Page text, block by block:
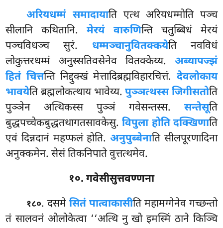
अरियधम्मं समादायाति एत्थ अरियधम्मोति पञ्च
सीलानि कथितानि.मेरयं वारुणिन्ति चतुब्बिधं मेरयं
पञ्चविधञ्च सुरं. धम्मञ्चानुवितक्कयेति नवविधं
लोकुत्तरधम्मं अनुस्सतिवसेनेव वितक्केय्य. अब्यापज्झं
हितं चित्तन्ति निद्दुक्खं मेत्तादिब्रह्मविहारचित्तं. देवलोकाय
भावयेति ब्रह्मलोकत्थाय भावेय्य.पुञ्ञत्थस्स जिगीसतोति
पुञ्ञेन अत्थिकस्स पुञ्ञं गवेसन्तस्स. सन्तेसूति
बुद्धपच्चेकबुद्धतथागतसावकेसु.विपुला होति दक्खिणाति
एवं दिन्नदानं महप्फलं होति.अनुपुब्बेनाति सीलपूरणादिना
अनुक्कमेन. सेसं तिकनिपाते वुत्तत्थमेव.
१०. गवेसीसुत्तवण्णना
१८०. दसमे सितं पात्वाकासीति महामग्गेनेव गच्छन्तो
तं सालवनं ओलोकेत्वा ‘‘अत्थि नु खो इमस्मिं ठाने किञ्चि